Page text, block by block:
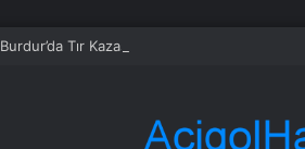
Burdur’da Tır Kazası: Sürücü Yaralandı